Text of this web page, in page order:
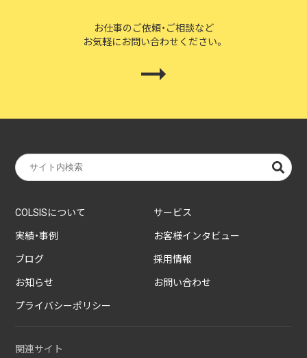
お仕事のご依頼・ご相談など
お気軽にお問い合わせください。
COLSISについて サービス
実績・事例 お客様インタビュー
ブログ 採用情報
お知らせ お問い合わせ
プライバシーポリシー
関連サイト